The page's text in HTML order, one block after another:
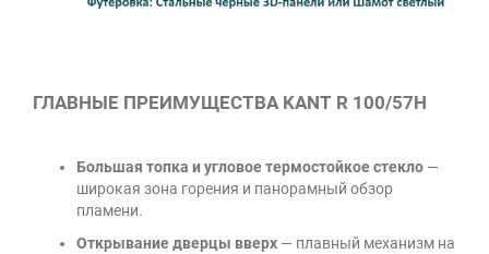
ГЛАВНЫЕ ПРЕИМУЩЕСТВА KANT R 100/57H
Большая топка и угловое термостойкое стекло —
широкая зона горения и панорамный обзор
пламени.
Открывание дверцы вверх — плавный механизм на